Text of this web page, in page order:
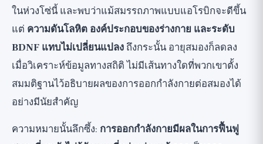
ในห่วงโซ่นี้ และพบว่าแม้สมรรถภาพแบบแอโรบิกจะดีขึ้น
แต่ ความดันโลหิต องค์ประกอบของร่างกาย และระดับ
BDNF แทบไม่เปลี่ยนแปลง ถึงกระนั้น อายุสมองก็ลดลง
เมื่อวิเคราะห์ข้อมูลทางสถิติ ไม่มีเส้นทางใดที่พวกเขาตั้ง
สมมติฐานไว้อธิบายผลของการออกกำลังกายต่อสมองได้
อย่างมีนัยสำคัญ
ความหมายนั้นลึกซึ้ง: การออกกำลังกายมีผลในการฟื้นฟู